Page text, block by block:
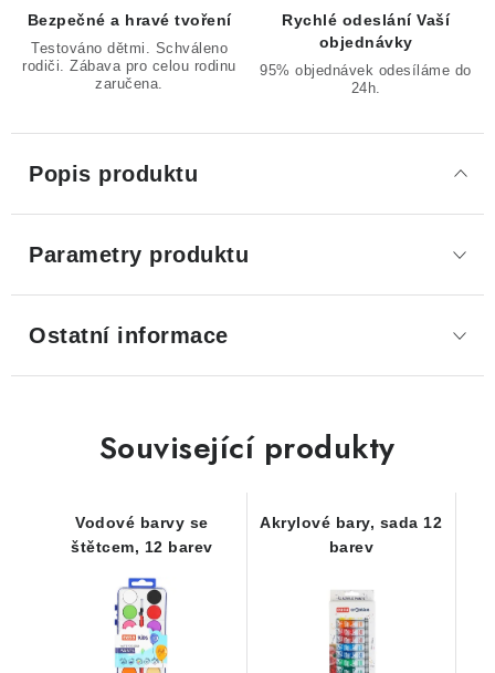
Bezpečné a hravé tvoření
Testováno dětmi. Schváleno
rodiči. Zábava pro celou rodinu
zaručena.
Rychlé odeslání Vaší
objednávky
95% objednávek odesíláme do
24h.
Popis produktu
Parametry produktu
Ostatní informace
Související produkty
Vodové barvy se
štětcem, 12 barev
Akrylové bary, sada 12
barev